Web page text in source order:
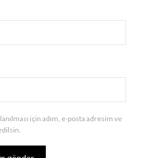
için adım, e-posta adresim ve